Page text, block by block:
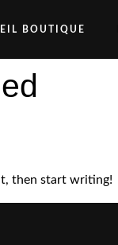
BOUTIQUE
then start writing!